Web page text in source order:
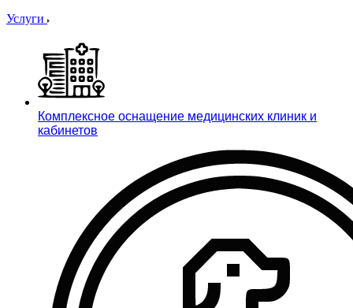
Услуги
Комплексное оснащение медицинских клиник и
кабинетов